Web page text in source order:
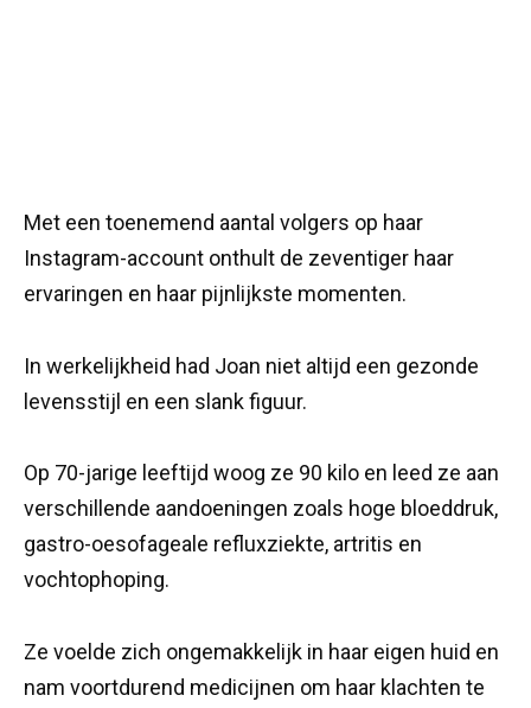
Met een toenemend aantal volgers op haar
Instagram-account onthult de zeventiger haar
ervaringen en haar pijnlijkste momenten.
In werkelijkheid had Joan niet altijd een gezonde
levensstijl en een slank figuur.
Op 70-jarige leeftijd woog ze 90 kilo en leed ze aan
verschillende aandoeningen zoals hoge bloeddruk,
gastro-oesofageale refluxziekte, artritis en
vochtophoping.
Ze voelde zich ongemakkelijk in haar eigen huid en
nam voortdurend medicijnen om haar klachten te